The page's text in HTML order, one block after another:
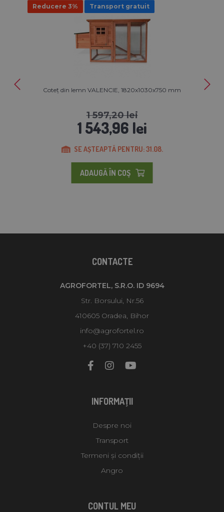
Reducere 3% Transport gratuit
Coteț din lemn VALENCIE, 1820x1030x750 mm
1 597,20 lei
1 543,96 lei
SE AȘTEAPTĂ PENTRU: 31.08.
ADAUGĂ ÎN COŞ
CONTACTE
AGROFORTEL, S.R.O. ID 9694
Str. Borsului, Nr.56
410605 Oradea, Bihor
info@agrofortel.ro
+40 (37) 710 2455
INFORMAŢII
Despre noi
Transport
Termeni și condiții
Angro
CONTUL MEU